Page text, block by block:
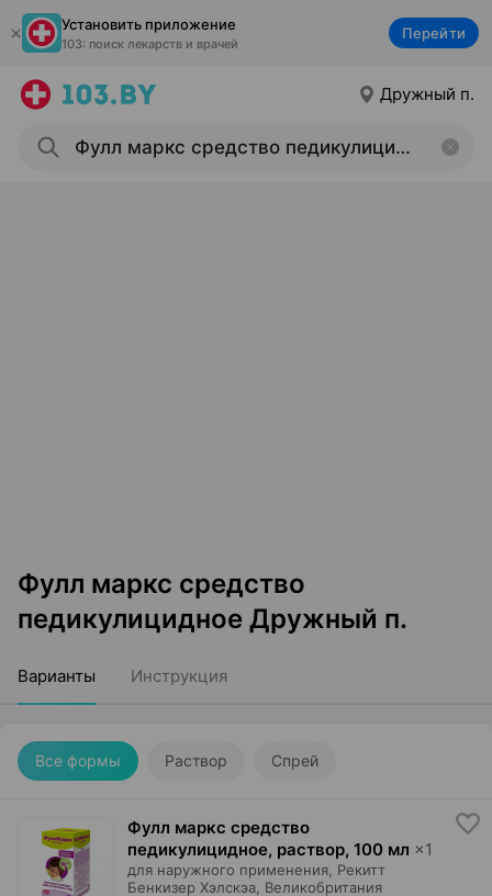
Установить приложение
103: поиск лекарств и врачей
Перейти
Дружный п.
Фулл маркс средство
педикулицидное Дружный п.
Варианты Инструкция
Все формы Раствор Спрей
Фулл маркс средство
педикулицидное, раствор, 100 мл ×1
для наружного применения, Рекитт
Бенкизер Хэлскэа , Великобритания